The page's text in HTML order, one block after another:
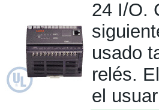
24 I/O.
usado
relés.
el